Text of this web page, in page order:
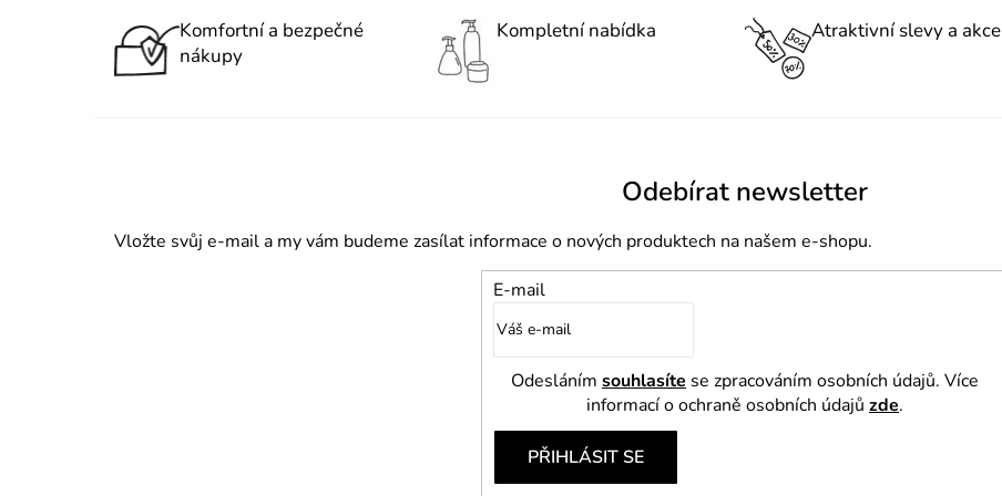
d
y
i
o
Komfortní a bezpečné
nákupy
Kompletní nabídka Atraktivní slevy a akce
Odebírat newsletter
Vložte svůj e-mail a my vám budeme zasílat informace o nových produktech na našem e-shopu.
E-mail
Odesláním souhlasíte se zpracováním osobních údajů. Více
informací o ochraně osobních údajů zde.
PŘIHLÁSIT SE